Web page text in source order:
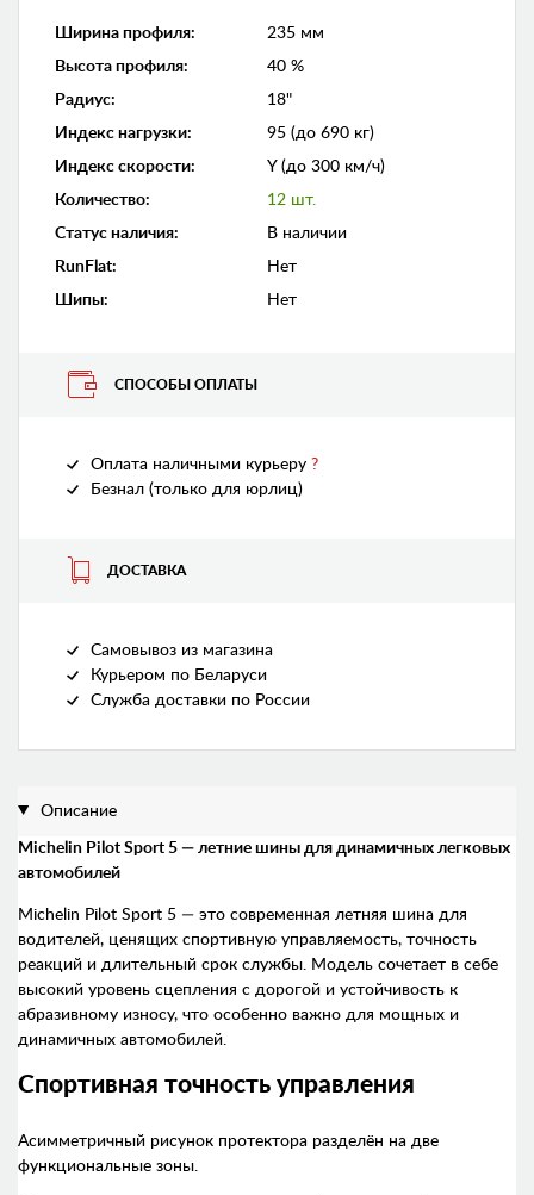
Ширина профиля:
235 мм
Высота профиля:
40 %
Радиус:
18"
Индекс нагрузки:
95 (до 690 кг)
Индекс скорости:
Y (до 300 км/ч)
Количество:
12 шт.
Статус наличия:
В наличии
RunFlat:
Нет
Шипы: Нет
СПОСОБЫ ОПЛАТЫ
Оплата наличными курьеру ?
Безнал (только для юрлиц)
ДОСТАВКА
Самовывоз из магазина
Курьером по Беларуси
Служба доставки по России
Описание
Michelin Pilot Sport 5 — летние шины для динамичных легковых
автомобилей
Michelin Pilot Sport 5 — это современная летняя шина для
водителей, ценящих спортивную управляемость, точность
реакций и длительный срок службы. Модель сочетает в себе
высокий уровень сцепления с дорогой и устойчивость к
абразивному износу, что особенно важно для мощных и
динамичных автомобилей.
Спортивная точность управления
Асимметричный рисунок протектора разделён на две
функциональные зоны.